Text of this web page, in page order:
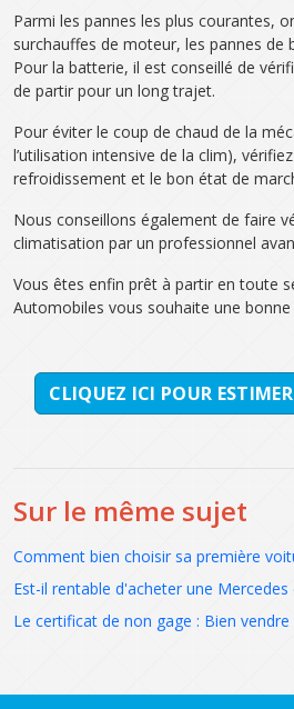
Parmi les pannes les plus courantes,
surchauffes de moteur, les pannes de
Pour la batterie, il est conseillé de
de partir pour un long trajet.
Pour éviter le coup de chaud de la
l’utilisation intensive de la clim),
refroidissement et le bon état de
Nous conseillons également de faire
climatisation par un professionnel
Vous êtes enfin prêt à partir en toute
Automobiles vous souhaite une
CLIQUEZ ICI POUR
Sur le même sujet
Comment bien choisir sa première
Est-il rentable d'acheter une Mercedes
Le certificat de non gage : Bien